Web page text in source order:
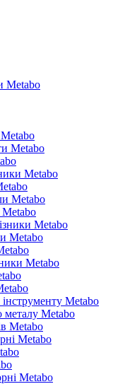
Metabo
Metabo
Metabo
Metabo
Metabo
Metabo
Metabo
Metabo
металу Metabo
Metabo
Metabo
Metabo